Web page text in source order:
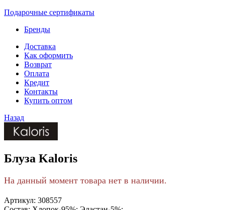
Подарочные сертификаты
Бренды
Доставка
Как оформить
Возврат
Оплата
Кредит
Контакты
Купить оптом
Назад
Блуза Kaloris
На данный момент товара нет в наличии.
Артикул: 308557